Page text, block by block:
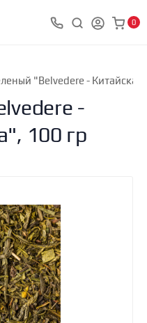
0
"Belvedere - Китайская
-
100 гр